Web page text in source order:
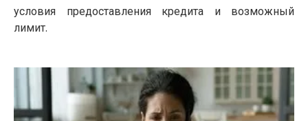
условия предоставления кредита и возможный
лимит.